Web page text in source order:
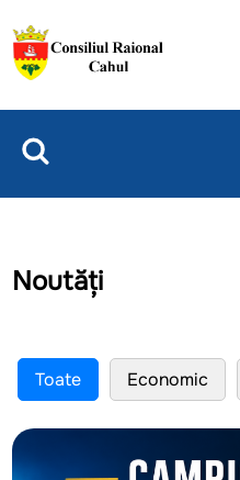
Noutăți
Toate Economic